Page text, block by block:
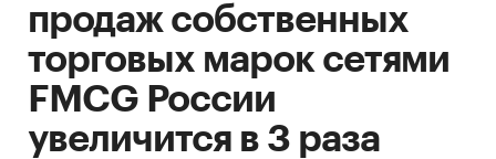
продаж собственных
торговых марок сетями
FMCG России
увеличится в 3 раза